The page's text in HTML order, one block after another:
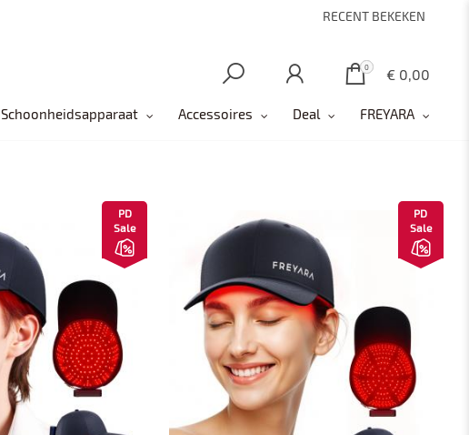
RECENT BEKEKEN
0 € 0,00
0
Schoonheidsapparaat Accessoires Deal FREYARA
PD
Sale
PD
Sale